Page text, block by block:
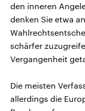
den inneren
denken Sie etwa
schärfer
Vergangenheit
Die meisten
allerdings die